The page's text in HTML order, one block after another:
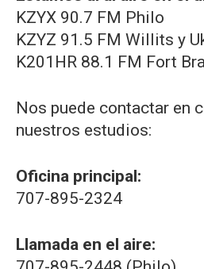
KZYX 90.7 FM Philo
KZYZ 91.5 FM Willits y
K201HR 88.1 FM Fort
Nos puede contactar en
nuestros estudios:
Oficina principal:
707-895-2324
Llamada en el aire: